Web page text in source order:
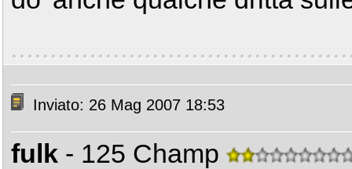
Inviato: 26 Mag 2007 18:53
fulk - 125 Champ